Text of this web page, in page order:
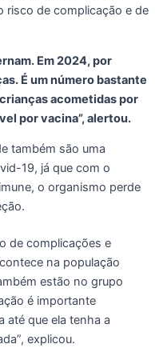
risco de complicação e de
Em 2024, por
É um número bastante
acometidas por
por vacina”, alertou.
também são uma
19, já que com o
o organismo perde
de complicações e
na população
estão no grupo
é importante
até que ela tenha a
explicou.